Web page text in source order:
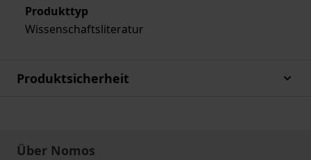
Produkttyp
Wissenschaftsliteratur
Produktsicherheit
Über Nomos